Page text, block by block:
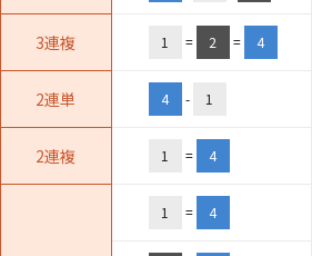
3連複 1 = 2 = 4
2連単 4 - 1
2連複 1 = 4
1 = 4